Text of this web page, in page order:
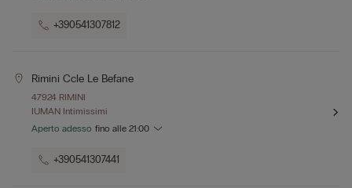
+390541307812
Rimini Ccle Le Befane
47924 RIMINI
IUMAN Intimissimi
Aperto adesso fino alle 21:00
+390541307441